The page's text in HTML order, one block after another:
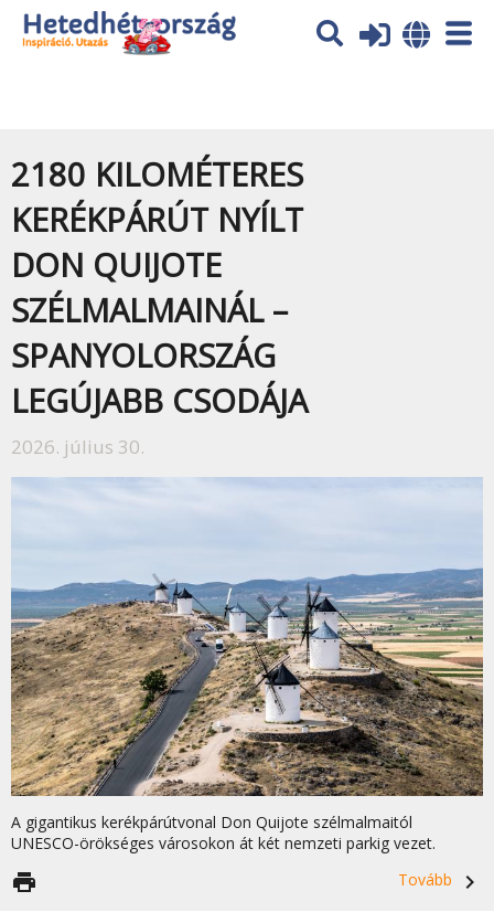
Az oldal sütiket (cookies) használ. További tájékoztatás itt:
Adatvédelmi tájékoztató
2180 KILOMÉTERES
KERÉKPÁRÚT NYÍLT
DON QUIJOTE
SZÉLMALMAINÁL –
SPANYOLORSZÁG
LEGÚJABB CSODÁJA
2026. július 30.
A gigantikus kerékpárútvonal Don Quijote szélmalmaitól
UNESCO-örökséges városokon át két nemzeti parkig vezet.
Tovább
navigate_next
print